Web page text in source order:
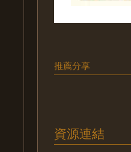
推薦分享
資源連結